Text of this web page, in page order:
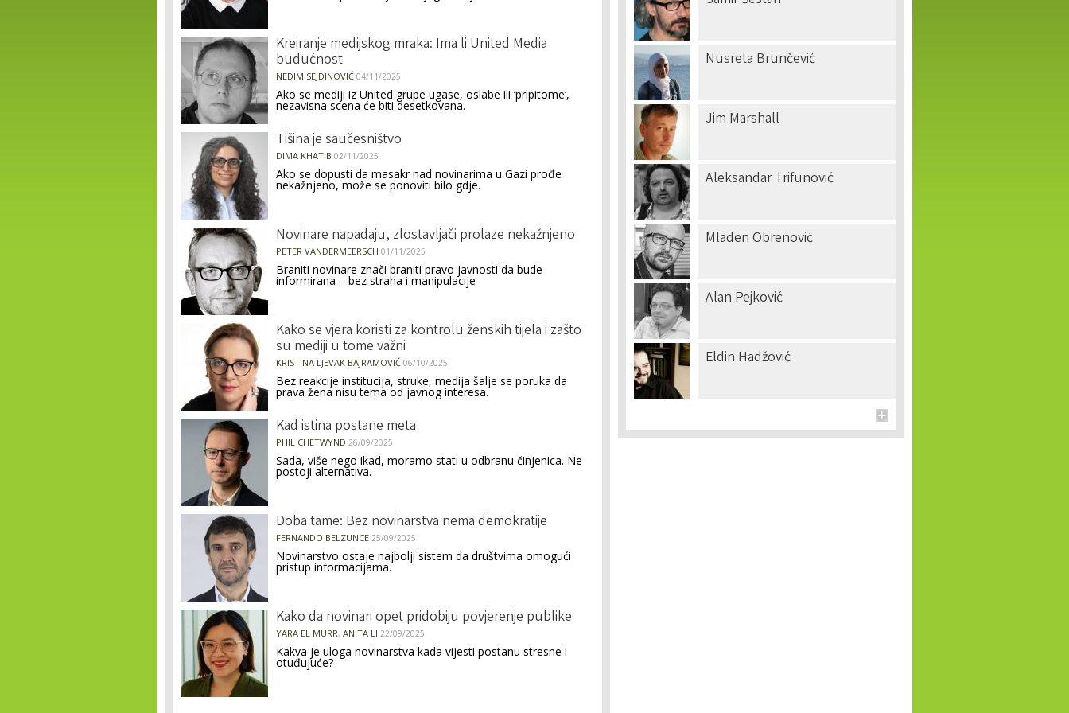
Kreiranje medijskog mraka: Ima li United Media
budućnost
NEDIM SEJDINOVIĆ 04/11/2025
Ako se mediji iz United grupe ugase, oslabe ili ’pripitome’,
nezavisna scena će biti desetkovana.
Tišina je saučesništvo
DIMA KHATIB 02/11/2025
Ako se dopusti da masakr nad novinarima u Gazi prođe
nekažnjeno, može se ponoviti bilo gdje.
Novinare napadaju, zlostavljači prolaze nekažnjeno
PETER VANDERMEERSCH 01/11/2025
Braniti novinare znači braniti pravo javnosti da bude
informirana – bez straha i manipulacije
Kako se vjera koristi za kontrolu ženskih tijela i zašto
su mediji u tome važni
KRISTINA LJEVAK BAJRAMOVIĆ 06/10/2025
Bez reakcije institucija, struke, medija šalje se poruka da
prava žena nisu tema od javnog interesa.
Kad istina postane meta
PHIL CHETWYND 26/09/2025
Sada, više nego ikad, moramo stati u odbranu činjenica. Ne
postoji alternativa.
Doba tame: Bez novinarstva nema demokratije
FERNANDO BELZUNCE 25/09/2025
Novinarstvo ostaje najbolji sistem da društvima omogući
pristup informacijama.
Kako da novinari opet pridobiju povjerenje publike
YARA EL MURR, ANITA LI 22/09/2025
Kakva je uloga novinarstva kada vijesti postanu stresne i
otuđujuće?
Nusreta Brunčević
Jim Marshall
Aleksandar Trifunović
Mladen Obrenović
Alan Pejković
Eldin Hadžović